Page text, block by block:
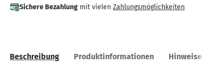
Sichere Bezahlung mit vielen Zahlungsmöglichkeiten
Beschreibung Produktinformationen Hinweise